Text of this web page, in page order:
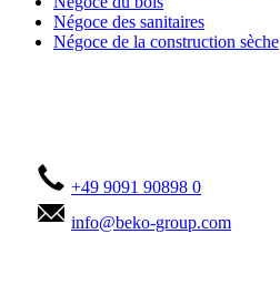
Négoce des sanitaires
Négoce de la construction sèche
+49 9091 90898 0
info@beko-group.com